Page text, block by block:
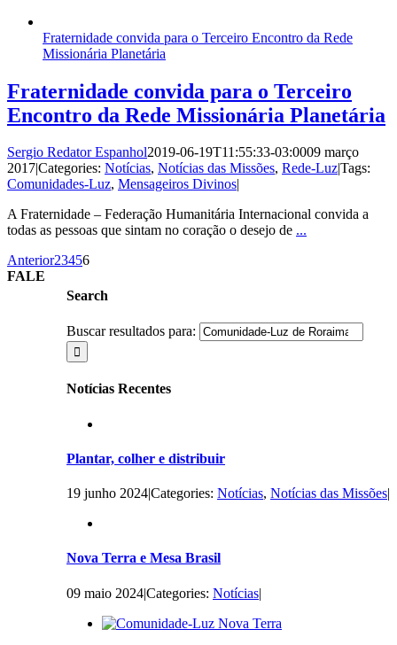
Fraternidade convida para o Terceiro Encontro da Rede
Missionária Planetária
Fraternidade convida para o Terceiro
Encontro da Rede Missionária Planetária
Sergio Redator Espanhol2019-06-19T11:55:33-03:0009 março
2017|Categories: Notícias, Notícias das Missões, Rede-Luz|Tags:
Comunidades-Luz, Mensageiros Divinos|
A Fraternidade – Federação Humanitária Internacional convida a
todas as pessoas que sintam no coração o desejo de ...
Anterior23456
Search
Buscar resultados para:
Notícias Recentes
Plantar, colher e distribuir
19 junho 2024|Categories: Notícias, Notícias das Missões|
Nova Terra e Mesa Brasil
09 maio 2024|Categories: Notícias|
FALE